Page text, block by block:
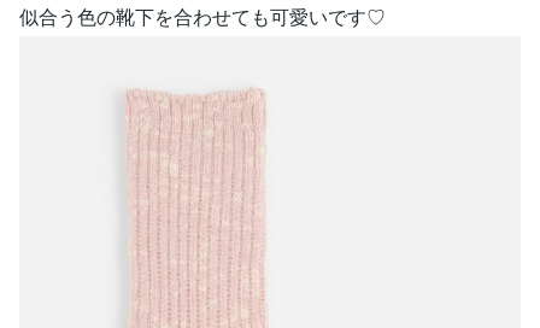
似合う色の靴下を合わせても可愛いです♡